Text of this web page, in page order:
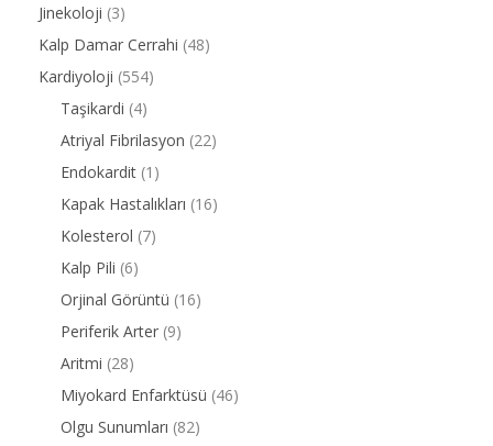
Jinekoloji (3)
Kalp Damar Cerrahi (48)
Kardiyoloji (554)
Taşikardi (4)
Atriyal Fibrilasyon (22)
Endokardit (1)
Kapak Hastalıkları (16)
Kolesterol (7)
Kalp Pili (6)
Orjinal Görüntü (16)
Periferik Arter (9)
Aritmi (28)
Miyokard Enfarktüsü (46)
Olgu Sunumları (82)